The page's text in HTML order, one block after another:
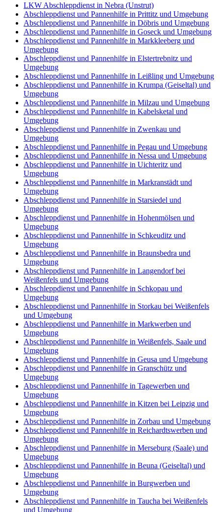
LKW Abschleppdienst in Nebra (Unstrut)
Abschleppdienst und Pannenhilfe in Prittitz und Umgebung
Abschleppdienst und Pannenhilfe in Döbris und Umgebung
Abschleppdienst und Pannenhilfe in Goseck und Umgebung
Abschleppdienst und Pannenhilfe in Markkleeberg und
Umgebung
Abschleppdienst und Pannenhilfe in Elstertrebnitz und
Umgebung
Abschleppdienst und Pannenhilfe in Leißling und Umgebung
Abschleppdienst und Pannenhilfe in Krumpa (Geiseltal) und
Umgebung
Abschleppdienst und Pannenhilfe in Milzau und Umgebung
Abschleppdienst und Pannenhilfe in Kabelsketal und
Umgebung
Abschleppdienst und Pannenhilfe in Zwenkau und
Umgebung
Abschleppdienst und Pannenhilfe in Pegau und Umgebung
Abschleppdienst und Pannenhilfe in Nessa und Umgebung
Abschleppdienst und Pannenhilfe in Uichteritz und
Umgebung
Abschleppdienst und Pannenhilfe in Markranstädt und
Umgebung
Abschleppdienst und Pannenhilfe in Starsiedel und
Umgebung
Abschleppdienst und Pannenhilfe in Hohenmölsen und
Umgebung
Abschleppdienst und Pannenhilfe in Schkeuditz und
Umgebung
Abschleppdienst und Pannenhilfe in Braunsbedra und
Umgebung
Abschleppdienst und Pannenhilfe in Langendorf bei
Weißenfels und Umgebung
Abschleppdienst und Pannenhilfe in Schkopau und
Umgebung
Abschleppdienst und Pannenhilfe in Storkau bei Weißenfels
und Umgebung
Abschleppdienst und Pannenhilfe in Markwerben und
Umgebung
Abschleppdienst und Pannenhilfe in Weißenfels, Saale und
Umgebung
Abschleppdienst und Pannenhilfe in Geusa und Umgebung
Abschleppdienst und Pannenhilfe in Granschütz und
Umgebung
Abschleppdienst und Pannenhilfe in Tagewerben und
Umgebung
Abschleppdienst und Pannenhilfe in Kitzen bei Leipzig und
Umgebung
Abschleppdienst und Pannenhilfe in Zorbau und Umgebung
Abschleppdienst und Pannenhilfe in Reichardtswerben und
Umgebung
Abschleppdienst und Pannenhilfe in Merseburg (Saale) und
Umgebung
Abschleppdienst und Pannenhilfe in Beuna (Geiseltal) und
Umgebung
Abschleppdienst und Pannenhilfe in Burgwerben und
Umgebung
Abschleppdienst und Pannenhilfe in Taucha bei Weißenfels
und Umgebung